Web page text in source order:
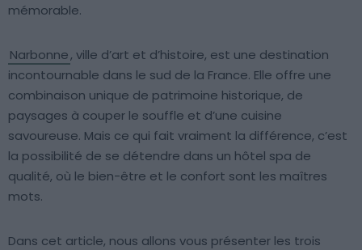
mémorable.
Narbonne, ville d’art et d’histoire, est une destination
incontournable dans le sud de la France. Elle offre une
combinaison unique de patrimoine historique, de
paysages à couper le souffle et d’une cuisine
savoureuse. Mais ce qui fait vraiment la différence, c’est
la possibilité de se détendre dans un hôtel spa de
qualité, où le bien-être et le confort sont les maîtres
mots.
Dans cet article, nous allons vous présenter les trois